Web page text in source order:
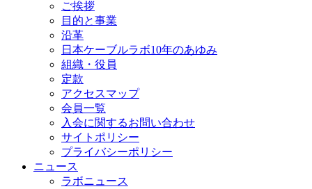
ご挨拶
目的と事業
沿革
日本ケーブルラボ10年のあゆみ
組織・役員
定款
アクセスマップ
会員一覧
入会に関するお問い合わせ
サイトポリシー
プライバシーポリシー
ニュース
ラボニュース